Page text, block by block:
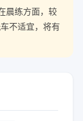
晨练方面，较
不适宜，将有